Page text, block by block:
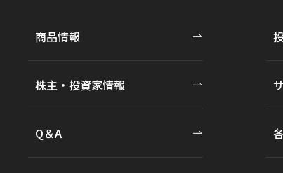
商品情報
株主・投資家情報
Q＆A